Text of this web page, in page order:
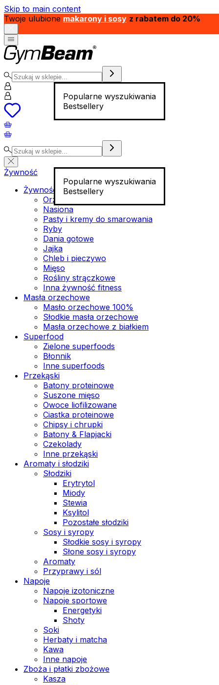
Skip to main content
Twoje ulubione makarony i sosy z rabatem do 20%
Popularne wyszukiwania
Bestsellery
Popularne wyszukiwania
Bestsellery
Żywność
Żywność funkcjonalna
Orzechy
Nasiona
Pasty i kremy do smarowania
Ryby
Dania gotowe
Jajka
Chleb i pieczywo
Mięso
Rośliny strączkowe
Inna żywność fitness
Masła orzechowe
Masło orzechowe 100%
Słodkie masła orzechowe
Masła orzechowe z białkiem
Superfood
Zielone superfoods
Błonnik
Inne superfoods
Przekąski
Batony proteinowe
Suszone mięso
Owoce liofilizowane
Ciastka proteinowe
Chipsy i chrupki
Batony & Flapjacki
Czekolady
Inne przekąski
Aromaty i słodziki
Słodziki
Erytrytol
Miody
Stewia
Ksylitol
Pozostałe słodziki
Sosy i syropy
Słodkie sosy i syropy
Słone sosy i syropy
Aromaty
Przyprawy i sól
Napoje
Napoje izotoniczne
Napoje sportowe
Energetyki
Shoty
Soki
Herbaty i matcha
Kawa
Inne napoje
Zboża i płatki zbożowe
Kasza